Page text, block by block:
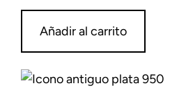
Añadir al carrito